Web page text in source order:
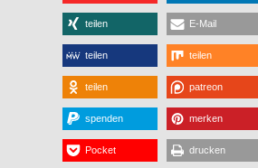
teilen E-Mail
teilen teilen
teilen patreon
spenden merken
Pocket drucken